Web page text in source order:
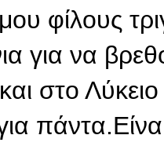
φίλους
για να
στο